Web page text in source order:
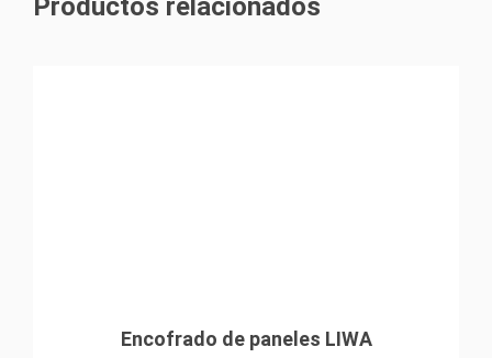
Soluciones flexibles y de alto rendimiento
Productos relacionados
Encofrado de paneles LIWA